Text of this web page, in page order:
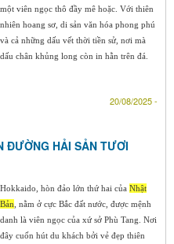
một viên ngọc thô đầy mê hoặc. Với thiên
nhiên hoang sơ, di sản văn hóa phong phú
và cả những dấu vết thời tiền sử, nơi mà
dấu chân khủng long còn in hằn trên đá.
20/08/2025 -
ĐƯỜNG HẢI SẢN TƯƠI
Hokkaido, hòn đảo lớn thứ hai của Nhật
Bản , nằm ở cực Bắc đất nước, được mệnh
danh là viên ngọc của xứ sở Phù Tang. Nơi
đây cuốn hút du khách bởi vẻ đẹp thiên